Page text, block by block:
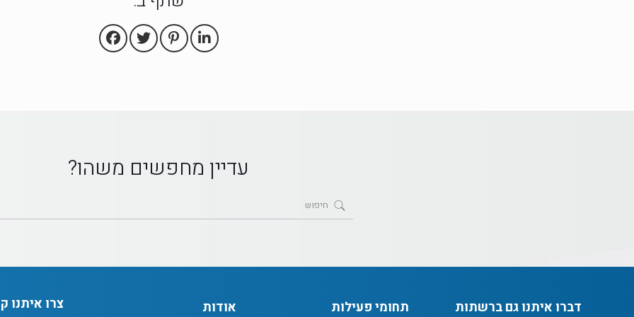
עדיין מחפשים משהו?
דברו איתנו גם ברשתות
תחומי פעילות אודות צרו איתנו